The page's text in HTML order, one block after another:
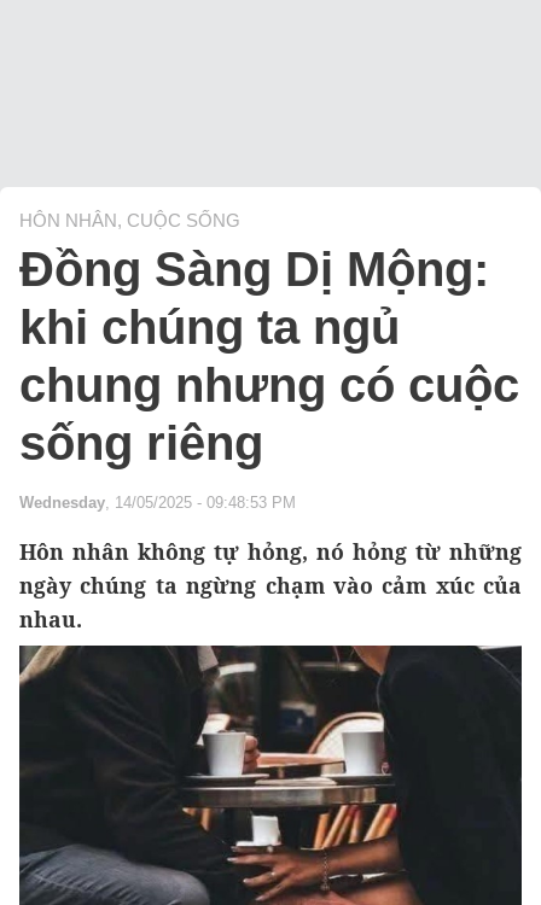
HÔN NHÂN, CUỘC SỐNG
Đồng Sàng Dị Mộng:
khi chúng ta ngủ
chung nhưng có cuộc
sống riêng
Wednesday, 14/05/2025 - 09:48:53 PM
Hôn nhân không tự hỏng, nó hỏng từ những
ngày chúng ta ngừng chạm vào cảm xúc của
nhau.